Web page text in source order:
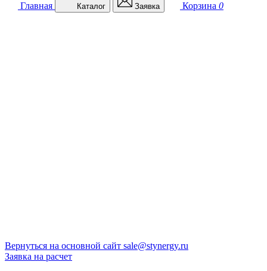
Главная Каталог Заявка Корзина 0
Вернуться на основной сайт sale@stynergy.ru
Заявка на расчет